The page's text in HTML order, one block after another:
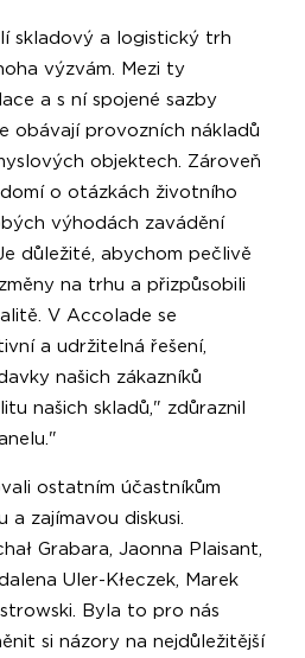
skladový a logistický trh
výzvám. Mezi ty
a s ní spojené sazby
obávají provozních nákladů
objektech. Zároveň
o otázkách životního
výhodách zavádění
důležité, abychom pečlivě
na trhu a přizpůsobili
V Accolade se
a udržitelná řešení,
našich zákazníků
našich skladů," zdůraznil
ostatním účastníkům
a zajímavou diskusi.
Grabara, Jaonna Plaisant,
Uler-Kłeczek, Marek
Byla to pro nás
si názory na nejdůležitější